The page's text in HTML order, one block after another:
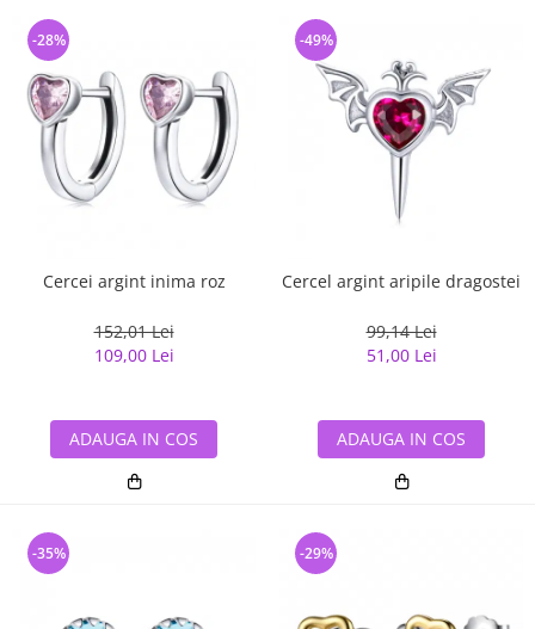
Cercei argint inima roz
152,01 Lei
109,00 Lei
-28%
ADAUGA IN COS
Cercel argint aripile dragostei
99,14 Lei
51,00 Lei
-49%
ADAUGA IN COS
-35% -29%